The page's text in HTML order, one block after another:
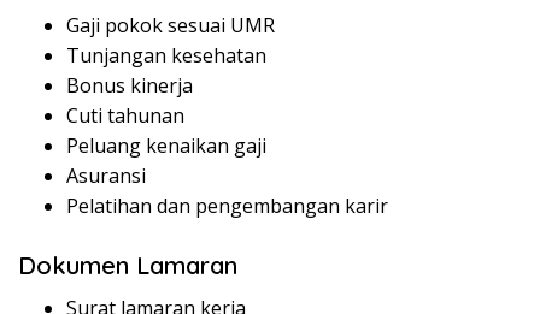
Gaji pokok sesuai UMR
Tunjangan kesehatan
Bonus kinerja
Cuti tahunan
Peluang kenaikan gaji
Asuransi
Pelatihan dan pengembangan karir
Dokumen Lamaran
Surat lamaran kerja